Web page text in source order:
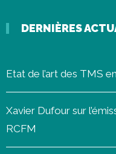
DERNIÈRES
Etat de l’art des TMS
Xavier Dufour sur
RCFM